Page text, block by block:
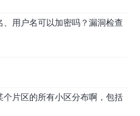
用户名可以加密吗？漏洞检查
片区的所有小区分布啊，包括